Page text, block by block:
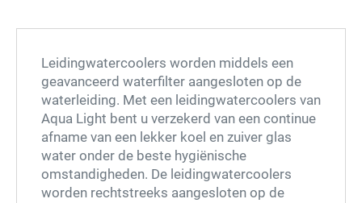
Leidingwatercoolers worden middels een
geavanceerd waterfilter aangesloten op de
waterleiding. Met een leidingwatercoolers van
Aqua Light bent u verzekerd van een continue
afname van een lekker koel en zuiver glas
water onder de beste hygiënische
omstandigheden. De leidingwatercoolers
worden rechtstreeks aangesloten op de